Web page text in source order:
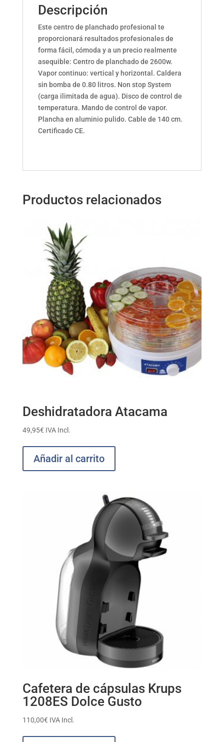
Descripción
Este centro de planchado profesional te
proporcionará resultados profesionales de
forma fácil, cómoda y a un precio realmente
asequible: Centro de planchado de 2600w.
Vapor continuo: vertical y horizontal. Caldera
sin bomba de 0.80 litros. Non stop System
(carga ilimitada de agua). Disco de control de
temperatura. Mando de control de vapor.
Plancha en aluminio pulido. Cable de 140 cm.
Certificado CE.
Productos relacionados
Deshidratadora Atacama
49,95€ IVA Incl.
Añadir al carrito
Cafetera de cápsulas Krups
1208ES Dolce Gusto
110,00€ IVA Incl.